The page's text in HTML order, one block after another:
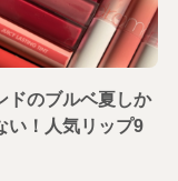
ドのブルベ夏しか
い！人気リップ9